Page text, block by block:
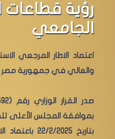
رؤية قطاعات
الجامعي
اعتماد الاطار المرجعي
والعالي في جمهورية مصر
بموافقة المجلس الأعلى
بتاريخ 22/2/